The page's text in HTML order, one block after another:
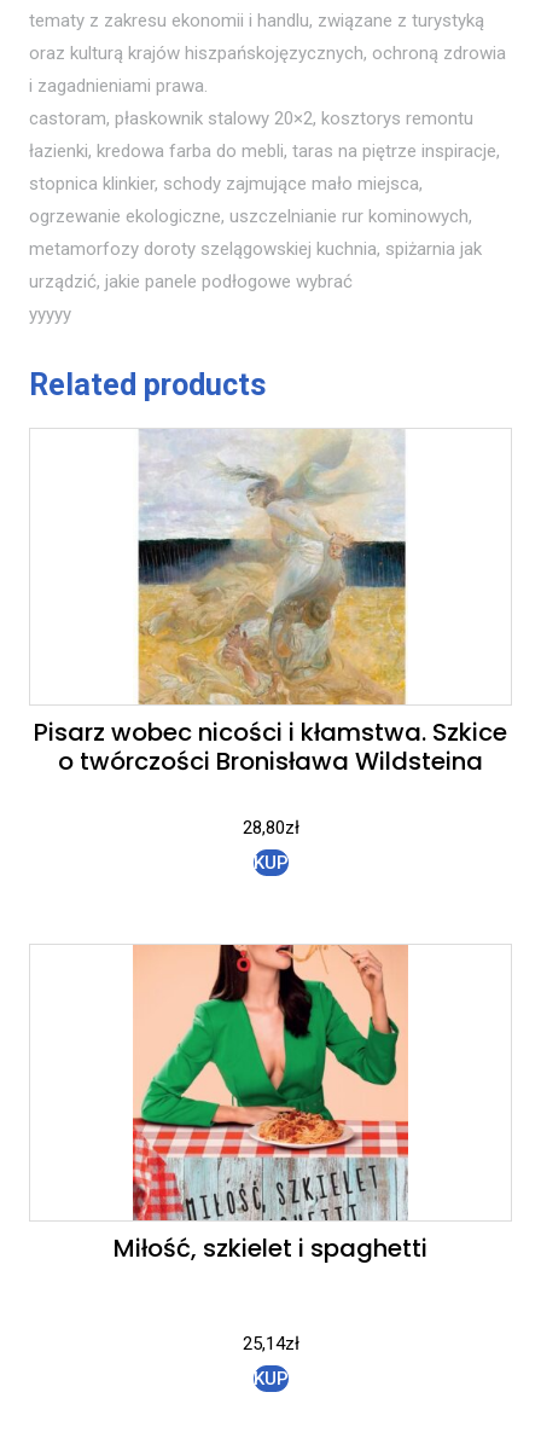
tematy z zakresu ekonomii i handlu, związane z turystyką
oraz kulturą krajów hiszpańskojęzycznych, ochroną zdrowia
i zagadnieniami prawa.
castoram, płaskownik stalowy 20×2, kosztorys remontu
łazienki, kredowa farba do mebli, taras na piętrze inspiracje,
stopnica klinkier, schody zajmujące mało miejsca,
ogrzewanie ekologiczne, uszczelnianie rur kominowych,
metamorfozy doroty szelągowskiej kuchnia, spiżarnia jak
urządzić, jakie panele podłogowe wybrać
yyyyy
Related products
Pisarz wobec nicości i kłamstwa. Szkice
o twórczości Bronisława Wildsteina
28,80zł
KUP
Miłość, szkielet i spaghetti
25,14zł
KUP